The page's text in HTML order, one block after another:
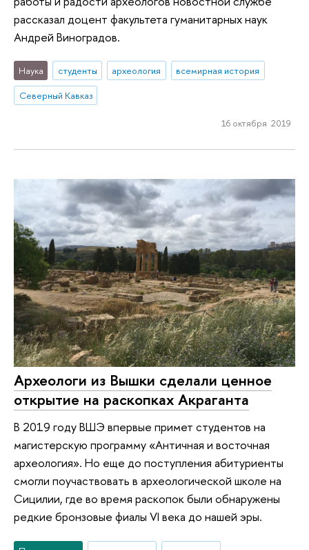
рассказал доцент факультета гуманитарных наук
Андрей Виноградов.
Наука студенты археология
всемирная история
Северный Кавказ
16 октября 2019
Археологи из Вышки сделали ценное
открытие на раскопках Акраганта
В 2019 году ВШЭ впервые примет студентов на
магистерскую программу «Античная и восточная
археология». Но еще до поступления абитуриенты
смогли поучаствовать в археологической школе на
Сицилии, где во время раскопок были обнаружены
редкие бронзовые фиалы VI века до нашей эры.